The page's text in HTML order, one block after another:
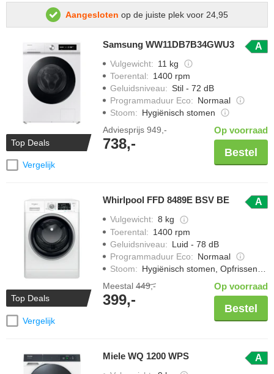
Aangesloten op de juiste plek voor 24,95
Top Deals
Vergelijk
Samsung WW11DB7B34GWU3 A
Vulgewicht: 11 kg
Toerental: 1400 rpm
Geluidsniveau: Stil - 72 dB
Programmaduur Eco: Normaal
Stoom: Hygiënisch stomen
Adviesprijs 949,-
738,-
Op voorraad
Bestel
Top Deals
Vergelijk
Whirlpool FFD 8489E BSV BE A
Vulgewicht: 8 kg
Toerental: 1400 rpm
Geluidsniveau: Luid - 78 dB
Programmaduur Eco: Normaal
Stoom: Hygiënisch stomen, Opfrissen met stoom, Strijkwerk verminderen
Meestal 449,-
399,-
Op voorraad
Bestel
Miele WQ 1200 WPS A